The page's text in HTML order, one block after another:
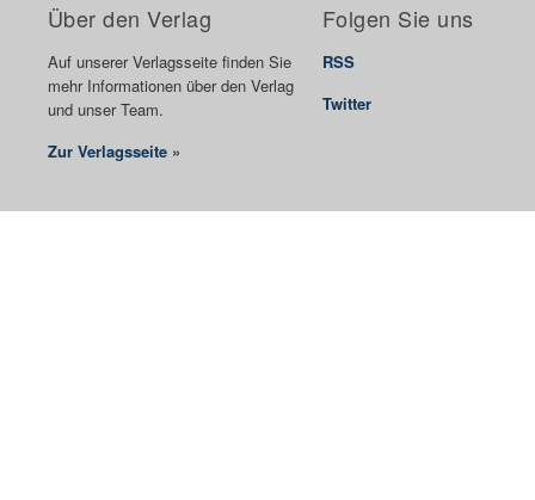
Über den Verlag
Auf unserer Verlagsseite finden Sie
mehr Informationen über den Verlag
und unser Team.
Zur Verlagsseite »
Folgen Sie uns
RSS
Twitter